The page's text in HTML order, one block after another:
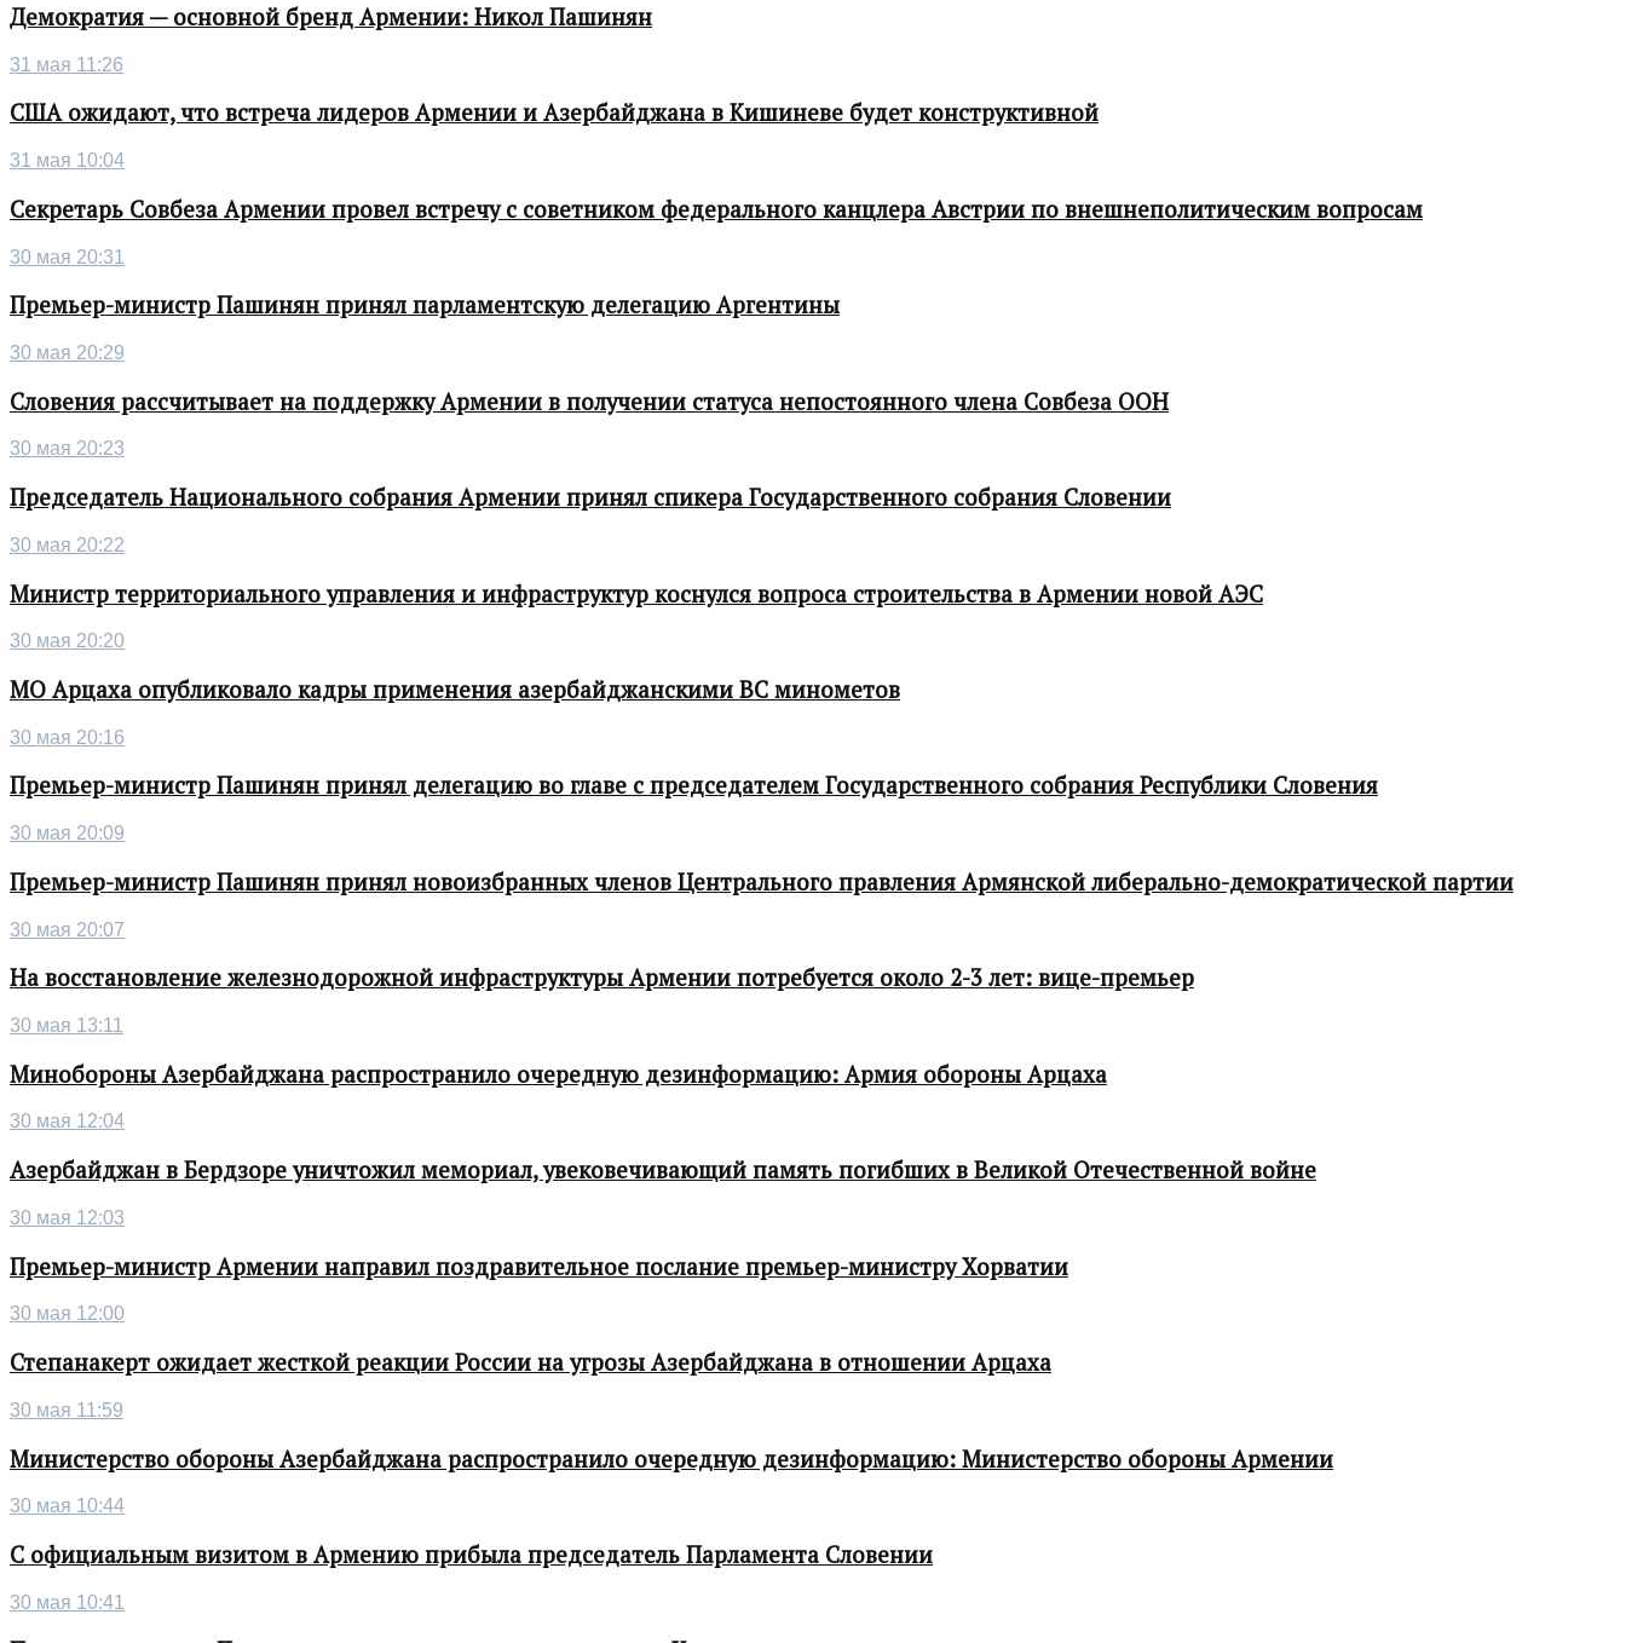
Демократия — основной бренд Армении: Никол Пашинян
31 мая 11:26
США ожидают, что встреча лидеров Армении и Азербайджана в Кишиневе будет конструктивной
31 мая 10:04
Секретарь Совбеза Армении провел встречу с советником федерального канцлера Австрии по внешнеполитическим вопросам
30 мая 20:31
Премьер-министр Пашинян принял парламентскую делегацию Аргентины
30 мая 20:29
Словения рассчитывает на поддержку Армении в получении статуса непостоянного члена Совбеза ООН
30 мая 20:23
Председатель Национального собрания Армении принял спикера Государственного собрания Словении
30 мая 20:22
Министр территориального управления и инфраструктур коснулся вопроса строительства в Армении новой АЭС
30 мая 20:20
МО Арцаха опубликовало кадры применения азербайджанскими ВС минометов
30 мая 20:16
Премьер-министр Пашинян принял делегацию во главе с председателем Государственного собрания Республики Словения
30 мая 20:09
Премьер-министр Пашинян принял новоизбранных членов Центрального правления Армянской либерально-демократической партии
30 мая 20:07
На восстановление железнодорожной инфраструктуры Армении потребуется около 2-3 лет: вице-премьер
30 мая 13:11
Минобороны Азербайджана распространило очередную дезинформацию: Армия обороны Арцаха
30 мая 12:04
Азербайджан в Бердзоре уничтожил мемориал, увековечивающий память погибших в Великой Отечественной войне
30 мая 12:03
Премьер-министр Армении направил поздравительное послание премьер-министру Хорватии
30 мая 12:00
Степанакерт ожидает жесткой реакции России на угрозы Азербайджана в отношении Арцаха
30 мая 11:59
Министерство обороны Азербайджана распространило очередную дезинформацию: Министерство обороны Армении
30 мая 10:44
С официальным визитом в Армению прибыла председатель Парламента Словении
30 мая 10:41